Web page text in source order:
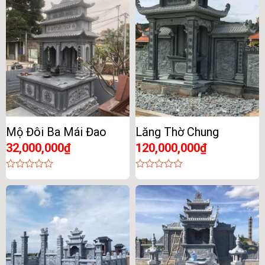
of
5
of
5
Mộ Đôi Ba Mái Đao
32,000,000₫
0
out
of
5
Lăng Thờ Chung
120,000,000₫
0
out
of
5